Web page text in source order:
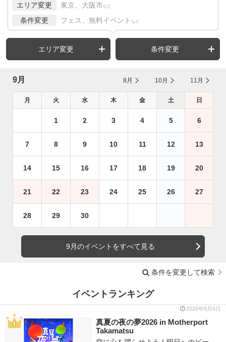
エリア変更 東京、大阪市 など
条件変更 フェス、無料イベント など
エリア変更 条件変更
9月 8月 10月 11月
月 火 水 木 金 土 日
1 2 3 4 5 6
7 8 9 10 11 12 13
14 15 16 17 18 19 20
21 22 23 24 25 26 27
28 29 30
9月のイベントをすべて見る
条件を変更して検索
イベントランキング
2026年8月6日
真夏の夜の夢2026 in Motherport
Takamatsu